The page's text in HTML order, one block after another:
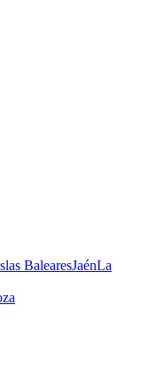
BalearesJaénLa